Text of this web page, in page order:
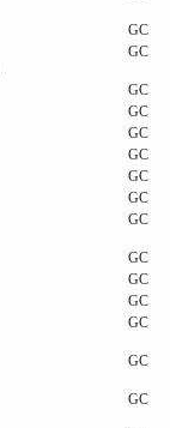
GC
GC
GC
GC
GC
GC
GC
GC
GC
GC
GC
GC
GC
GC
GC